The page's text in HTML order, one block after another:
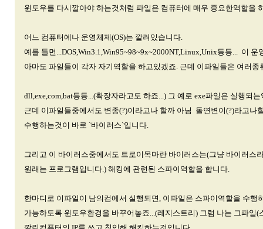
윈도우를 다시깔아야 하는것처럼 파일은 컴퓨터에 매우 중요한역할을
어느 컴퓨터에나 운영체제(OS)는 깔려있습니다.
예를 들면...DOS,Win3.1,Win95~98~9x~2000NT,Linux,Unix등등... 이 운
아마도 파일들이 각자 자기역할을 하고있겠죠. 근데 이파일들은 여러종
dll,exe,com,bat등등...(확장자라고도 하죠...) 그 예로 exe파일은 실행되
근데 이파일들중에서도 변종(?)이라고나 할까 아님 돌연변이(?)라고나
수행하는것이 바로 `바이러스`입니다.
그리고 이 바이러스중에서도 트로이목마란 바이러스는(그냥 바이러스
원래는 프로그램입니다.) 해킹에 관련된 스파이역할을 합니다.
한마디로 이파일이 남의컴에서 실행되면, 이파일은 스파이역할을 수행
가능하도록 윈도우환경을 바꾸어놓죠...(레지스트리) 그럼 나는 그파일(